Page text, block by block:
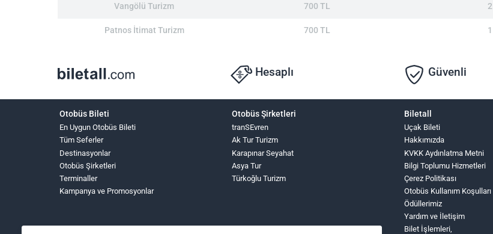
Vangölü Turizm 700 TL 2
Patnos İtimat Turizm 700 TL 1
Hesaplı Güvenli
Otobüs Bileti
En Uygun Otobüs Bileti
Tüm Seferler
Destinasyonlar
Otobüs Şirketleri
Terminaller
Kampanya ve Promosyonlar
Otobüs Şirketleri
tranSEvren
Ak Tur Turizm
Karapınar Seyahat
Asya Tur
Türkoğlu Turizm
Biletall
Uçak Bileti
Hakkımızda
KVKK Aydınlatma Metni
Bilgi Toplumu Hizmetleri
Çerez Politikası
Otobüs Kullanım Koşulları
Ödüllerimiz
Yardım ve İletişim
Bilet İşlemleri,